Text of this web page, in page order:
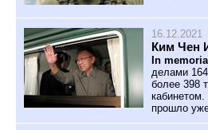
16.12.2021
Ким Чен
In
делами
более 398
прошло